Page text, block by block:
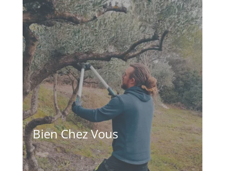
Bien Chez Vous